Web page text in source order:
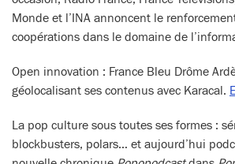
Monde et l’INA annoncent le
coopérations dans le domaine de
Open innovation : France Bleu Drôme
géolocalisant ses contenus avec Karacal.
La pop culture sous toutes ses formes :
blockbusters, polars… et aujourd’hui